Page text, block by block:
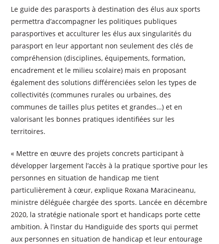
Le guide des parasports à destination des élus aux sports
permettra d’accompagner les politiques publiques
parasportives et acculturer les élus aux singularités du
parasport en leur apportant non seulement des clés de
compréhension (disciplines, équipements, formation,
encadrement et le milieu scolaire) mais en proposant
également des solutions différenciées selon les types de
collectivités (communes rurales ou urbaines, des
communes de tailles plus petites et grandes…) et en
valorisant les bonnes pratiques identifiées sur les
territoires.
« Mettre en œuvre des projets concrets participant à
développer largement l’accès à la pratique sportive pour les
personnes en situation de handicap me tient
particulièrement à cœur, explique Roxana Maracineanu,
ministre déléguée chargée des sports. Lancée en décembre
2020, la stratégie nationale sport et handicaps porte cette
ambition. À l’instar du Handiguide des sports qui permet
aux personnes en situation de handicap et leur entourage